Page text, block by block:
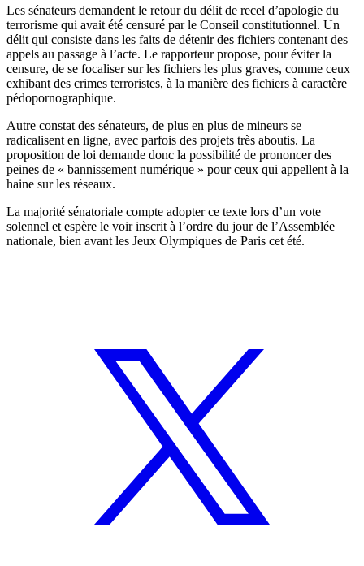
Les sénateurs demandent le retour du délit de recel d’apologie du
terrorisme qui avait été censuré par le Conseil constitutionnel. Un
délit qui consiste dans les faits de détenir des fichiers contenant des
appels au passage à l’acte. Le rapporteur propose, pour éviter la
censure, de se focaliser sur les fichiers les plus graves, comme ceux
exhibant des crimes terroristes, à la manière des fichiers à caractère
pédopornographique.
Autre constat des sénateurs, de plus en plus de mineurs se
radicalisent en ligne, avec parfois des projets très aboutis. La
proposition de loi demande donc la possibilité de prononcer des
peines de « bannissement numérique » pour ceux qui appellent à la
haine sur les réseaux.
La majorité sénatoriale compte adopter ce texte lors d’un vote
solennel et espère le voir inscrit à l’ordre du jour de l’Assemblée
nationale, bien avant les Jeux Olympiques de Paris cet été.